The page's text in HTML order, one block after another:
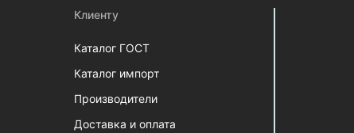
Клиенту
Каталог ГОСТ
Каталог импорт
Производители
Доставка и оплата